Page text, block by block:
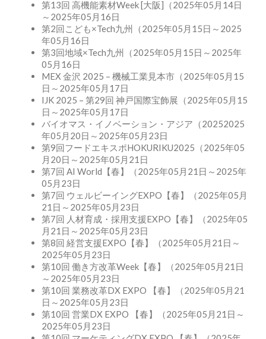
第13回 高機能素材Week [大阪]（2025年05月14日
～2025年05月16日
第2回こども×Tech九州（2025年05月15日～2025
年05月16日
第3回地域×Tech九州（2025年05月15日～2025年
05月16日
MEX 金沢 2025 – 機械工業見本市（2025年05月15
日～2025年05月17日
IJK 2025 – 第29回 神戸国際宝飾展（2025年05月15
日～2025年05月17日
バイオマス・イノベーション・アジア（20252025
年05月20日～2025年05月23日
第9回フードエキスポHOKURIKU2025（2025年05
月20日～2025年05月21日
第7回 AI World【春】（2025年05月21日～2025年
05月23日
第7回 ウェルビーイングEXPO【春】（2025年05月
21日～2025年05月23日
第7回 人材育成・採用支援EXPO【春】（2025年05
月21日～2025年05月23日
第8回 経営支援EXPO【春】（2025年05月21日～
2025年05月23日
第10回 働き方改革Week【春】（2025年05月21日
～2025年05月23日
第10回 業務改革DX EXPO 【春】（2025年05月21
日～2025年05月23日
第10回 営業DX EXPO 【春】（2025年05月21日～
2025年05月23日